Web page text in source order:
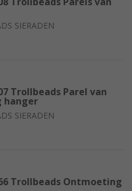
SIERADEN
Trollbeads Parel van
hanger
SIERADEN
Trollbeads Ontmoeting